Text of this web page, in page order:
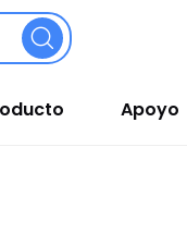
Apoyo